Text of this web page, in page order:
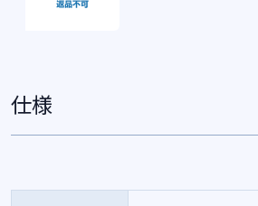
仕様